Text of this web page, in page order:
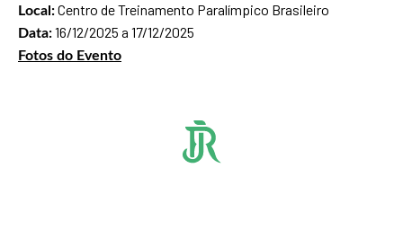
Local:Centro de Treinamento Paralímpico Brasileiro
Data:16/12/2025 a 17/12/2025
Fotos do Evento